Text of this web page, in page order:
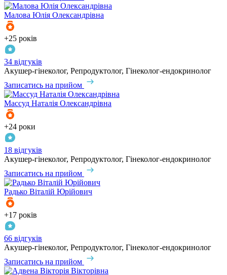
Малова Юлія Олександрівна
+25 років
34 відгуків
Акушер-гінеколог, Репродуктолог, Гінеколог-ендокринолог
Записатись на прийом
Массуд Наталія Олександрівна
+24 роки
18 відгуків
Акушер-гінеколог, Репродуктолог, Гінеколог-ендокринолог
Записатись на прийом
Радько Віталій Юрійович
+17 років
66 відгуків
Акушер-гінеколог, Репродуктолог, Гінеколог-ендокринолог
Записатись на прийом